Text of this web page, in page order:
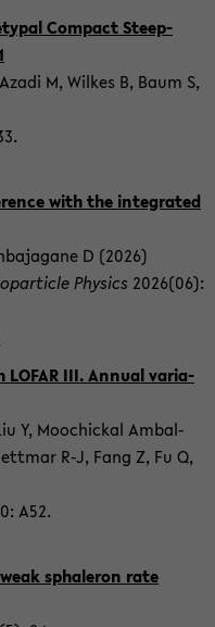
Com­pact Steep-​
M, Wil­kes B, Baum S,
with the in­te­gra­ted
D (2026)
Phy­sics 2026(06):
III. An­nu­al va­ria­
Y, Moo­chick­al Am­ba­l­
R-J, Fang Z, Fu Q,
A52.
spha­le­ron rate